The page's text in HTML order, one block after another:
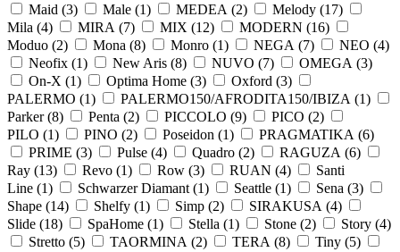
Maid (3) Male (1) MEDEA (2) Melody (17)
Mila (4) MIRA (7) MIX (12) MODERN (16)
Moduo (2) Mona (8) Monro (1) NEGA (7) NEO (4)
Neofix (1) New Aris (8) NUVO (7) OMEGA (3)
On-X (1) Optima Home (3) Oxford (3)
PALERMO (1) PALERMO150/AFRODITA150/IBIZA (1)
Parker (8) Penta (2) PICCOLO (9) PICO (2)
PILO (1) PINO (2) Poseidon (1) PRAGMATIKA (6)
PRIME (3) Pulse (4) Quadro (2) RAGUZA (6)
Ray (13) Revo (1) Row (3) RUAN (4)
Santi
Line (1) Schwarzer Diamant (1) Seattle (1) Sena (3)
Shape (14) Shelfy (1) Simp (2) SIRAKUSA (4)
Slide (18) SpaHome (1) Stella (1) Stone (2) Story (4)
Stretto (5) TAORMINA (2) TERA (8) Tiny (5)